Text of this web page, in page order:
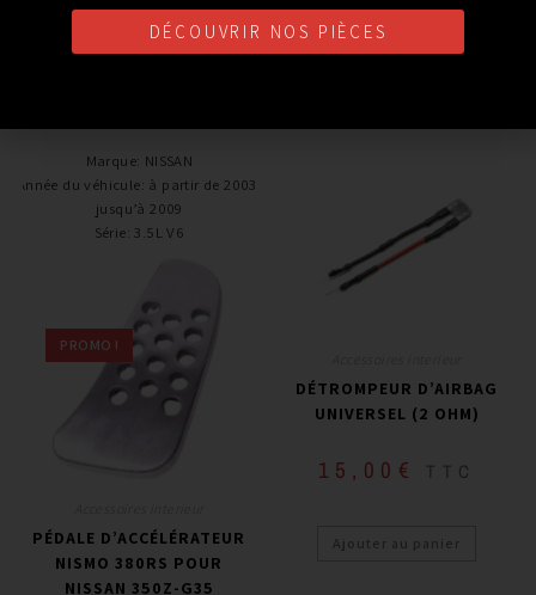
Marque: NISSAN
Année du véhicule: à partir de 2003,
jusqu’à 2009
Série: 3.5L V6
PROMO !
PÉDALE D’ACCÉLÉRATEUR
NISMO 380RS POUR
NISSAN 350Z-G35
DÉTROMPEUR D’AIRBAG
UNIVERSEL (2 OHM)
15,00 € TTC
Ajouter au panier
DÉCOUVRIR NOS PIÈCES